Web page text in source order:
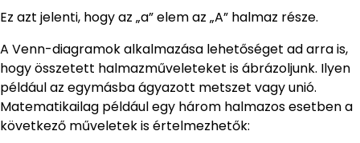
Ez azt jelenti, hogy az „a” elem az „A” halmaz része.
A Venn-diagramok alkalmazása lehetőséget ad arra is,
hogy összetett halmazműveleteket is ábrázoljunk. Ilyen
például az egymásba ágyazott metszet vagy unió.
Matematikailag például egy három halmazos esetben a
következő műveletek is értelmezhetők: